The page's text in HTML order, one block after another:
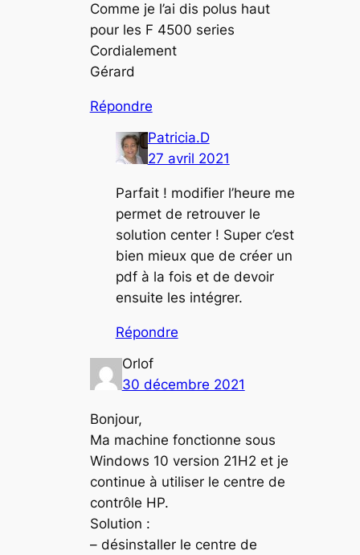
Comme je l’ai dis polus haut
pour les F 4500 series
Cordialement
Gérard
Répondre
Patricia.D
27 avril 2021
Parfait ! modifier l’heure me
permet de retrouver le
solution center ! Super c’est
bien mieux que de créer un
pdf à la fois et de devoir
ensuite les intégrer.
Répondre
Orlof
30 décembre 2021
Bonjour,
Ma machine fonctionne sous
Windows 10 version 21H2 et je
continue à utiliser le centre de
contrôle HP.
Solution :
– désinstaller le centre de